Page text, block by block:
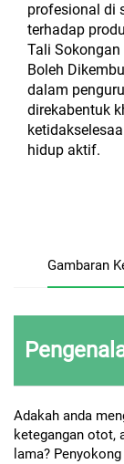
profesional di
terhadap
Tali
Boleh
dalam
direkabentuk
hidup aktif.
Gambaran
Adakah anda
ketegangan otot,
lama?